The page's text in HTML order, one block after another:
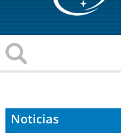
Noticias